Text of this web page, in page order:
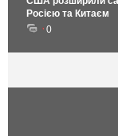
Росією та Китаєм
0